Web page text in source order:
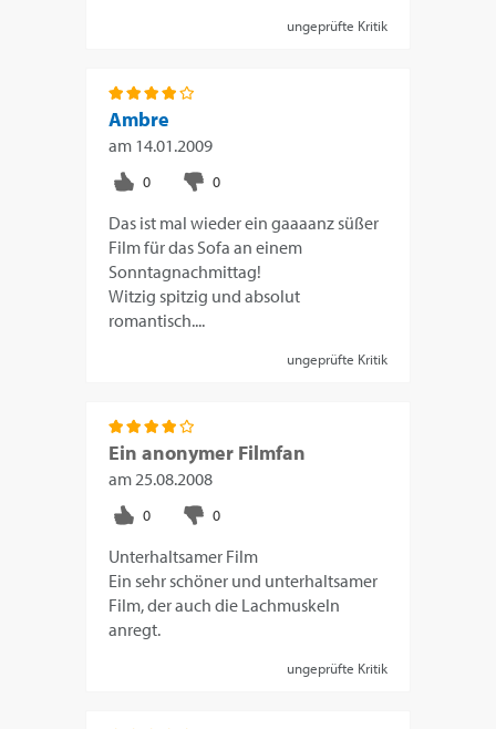
ungeprüfte Kritik
Ambre
am 14.01.2009
Das ist mal wieder ein gaaaanz süßer
Film für das Sofa an einem
Sonntagnachmittag!
Witzig spitzig und absolut
romantisch....
ungeprüfte Kritik
Ein anonymer Filmfan
am25.08.2008
Unterhaltsamer Film
Ein sehr schöner und unterhaltsamer
Film, der auch die Lachmuskeln
anregt.
ungeprüfte Kritik